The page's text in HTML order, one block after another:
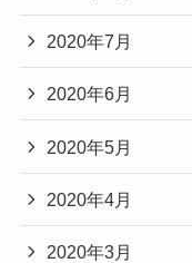
2020年7月
2020年6月
2020年5月
2020年4月
2020年3月